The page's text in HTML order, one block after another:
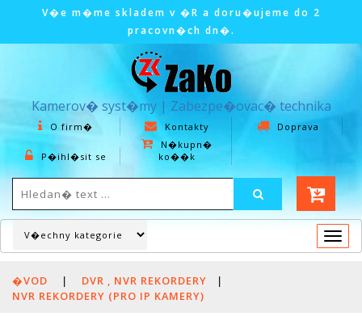
V�e m�me skladem v �R a doru�ujeme do 2
pracovn�ch dn�.
Kamerov� syst�my | Zabezpe�ovac� technika
O firm� Kontakty Doprava
P�ihl�sit se
N�kupn�
ko��k
�VOD | DVR , NVR REKORDERY
|
NVR REKORDERY (PRO IP KAMERY)